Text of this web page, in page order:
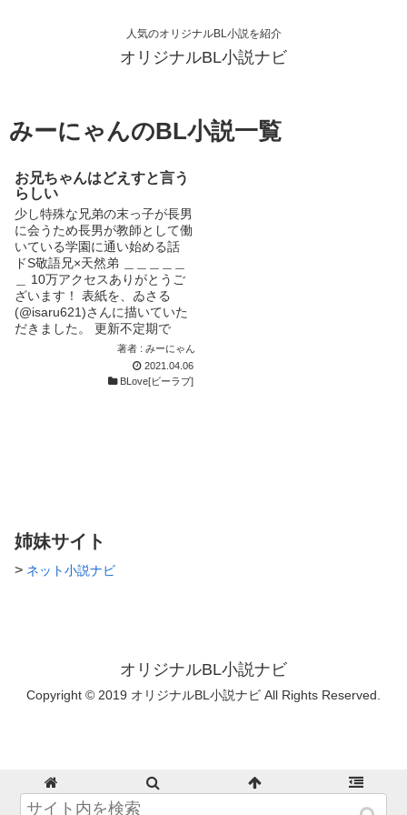
人気のオリジナルBL小説を紹介
オリジナルBL小説ナビ
みーにゃんのBL小説一覧
お兄ちゃんはどえすと言う
らしい
少し特殊な兄弟の末っ子が長男
に会うため長男が教師として働
いている学園に通い始める話
ドS敬語兄×天然弟 ＿＿＿＿＿
＿ 10万アクセスありがとうご
ざいます！ 表紙を、ゐさる
(@isaru621)さんに描いていた
だきました。 更新不定期で
す。 Twitter @tomo_syou_oo
著者 : みーにゃん
2021.04.06
BLove[ビーラブ]
姉妹サイト
> ネット小説ナビ
オリジナルBL小説ナビ
Copyright © 2019 オリジナルBL小説ナビ All Rights Reserved.
ホーム